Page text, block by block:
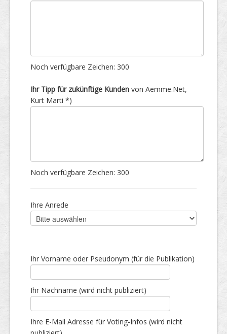
Noch verfügbare Zeichen: 300
Ihr Tipp für zukünftige Kunden von Aemme.Net,
Kurt Marti *)
Noch verfügbare Zeichen: 300
Ihre Anrede
Ihr Vorname oder Pseudonym (für die Publikation)
Ihr Nachname (wird nicht publiziert)
Ihre E-Mail Adresse für Voting-Infos (wird nicht